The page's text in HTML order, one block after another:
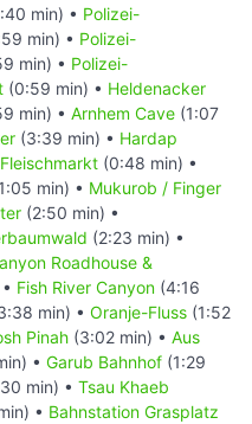
min) • Polizei-
min) • Polizei-
min) • Polizei-
(0:59 min) • Heldenacker
min) • Arnhem Cave (1:07
(3:39 min) • Hardap
(0:48 min) •
min) • Mukurob / Finger
(2:50 min) •
(2:23 min) •
Roadhouse &
Fish River Canyon (4:16
min) • Oranje-Fluss (1:52
Pinah (3:02 min) • Aus
• Garub Bahnhof (1:29
min) • Tsau Khaeb
• Bahnstation Grasplatz